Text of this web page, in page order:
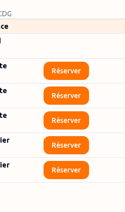
Réserver
Réserver
Réserver
Réserver
Réserver